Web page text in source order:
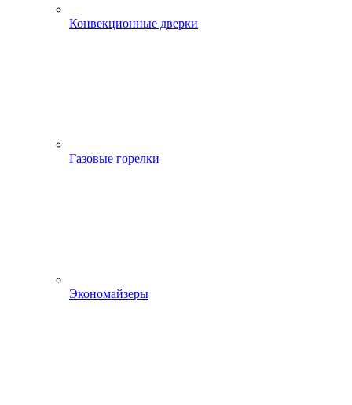
Конвекционные дверки
Газовые горелки
Экономайзеры